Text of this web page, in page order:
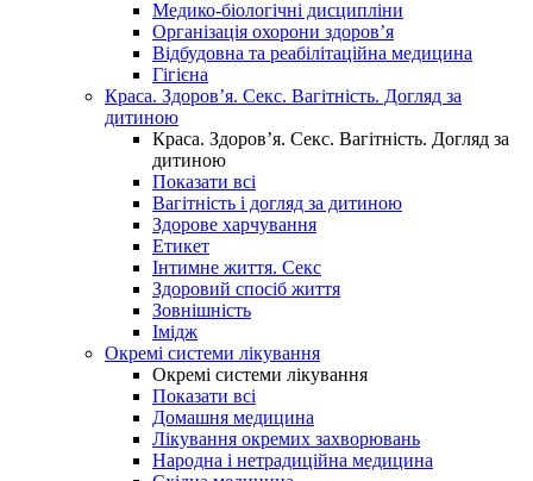
Медико-біологічні дисципліни
Організація охорони здоров’я
Відбудовна та реабілітаційна медицина
Гігієна
Краса. Здоров’я. Секс. Вагітність. Догляд за
дитиною
Краса. Здоров’я. Секс. Вагітність. Догляд за
дитиною
Показати всі
Вагітність і догляд за дитиною
Здорове харчування
Етикет
Інтимне життя. Секс
Здоровий спосіб життя
Зовнішність
Імідж
Окремі системи лікування
Окремі системи лікування
Показати всі
Домашня медицина
Лікування окремих захворювань
Народна і нетрадиційна медицина